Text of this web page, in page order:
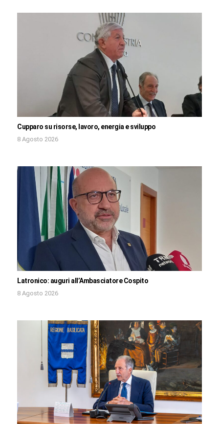
Cupparo su risorse, lavoro, energia e sviluppo
8 Agosto 2026
Latronico: auguri all’Ambasciatore Cospito
8 Agosto 2026